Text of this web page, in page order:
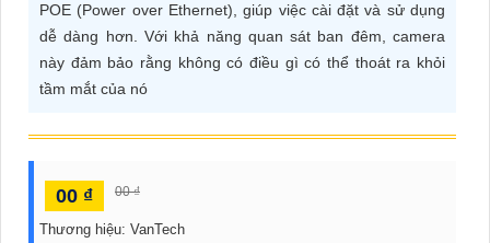
VỤ
POE (Power over Ethernet), giúp việc cài đặt và sử dụng
dễ dàng hơn. Với khả năng quan sát ban đêm, camera
này đảm bảo rằng không có điều gì có thể thoát ra khỏi
tầm mắt của nó
00 ₫ 00 ₫
Thương hiệu: VanTech